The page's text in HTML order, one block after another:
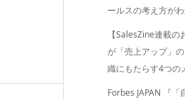
ールスの考え方が
【SalesZine連載
が「売上アップ」
織にもたらす4つの
Forbes JAPAN 『